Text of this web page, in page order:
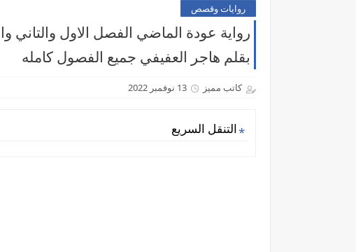
روايات وقصص
رواية عودة الماضي الفصل الاول والتاني
بقلم هاجر العفيفي جميع الفصول كامله
كاتب مميز 13 نوفمبر 2022
التنقل السريع